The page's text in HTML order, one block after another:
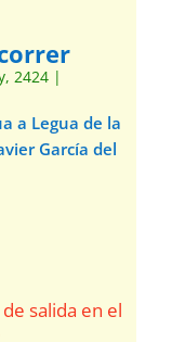
2424|
a Legua de la
García del